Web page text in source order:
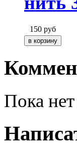
150 руб
Пока